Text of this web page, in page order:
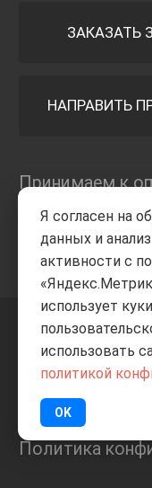
ЗАКАЗАТЬ
НАПРАВИТЬ
Принимаем к
+7 8332205-
ИП Баранов А.С.
Политика
Я согласен на
данных и
активности с
использует
использовать
политикой
OK